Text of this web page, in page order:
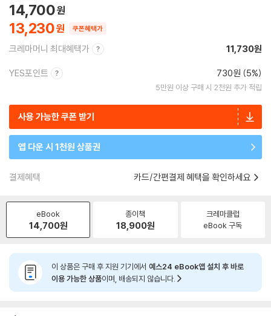
13,230
14,700
쿠폰혜택가
크레마머니 최대혜택가 11,730원
YES포인트 730원 (5%)
5만원 이상 구매 시 2천원 추가 적립
사용 가능한 쿠폰 받기
앱 다운 시 1천원 상품권
결제혜택 카드/간편결제 혜택을 확인하세요
eBook
14,700원
종이책
18,900원
크레마클럽
eBook 구독
이 상품은 구매 후 지원 기기에서 예스24 eBook앱 설치 후 바로
이용 가능한 상품이며, 배송되지 않습니다.